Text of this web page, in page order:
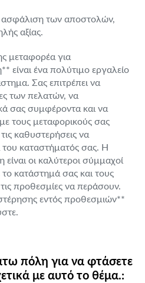
ασφάλιση των αποστολών,
αξίας.
μεταφορέα για
είναι ένα πολύτιμο εργαλείο
Σας επιτρέπει να
των πελατών, να
σας συμφέροντα και να
τους μεταφορικούς σας
καθυστερήσεις να
του καταστήματός σας. Η
οι καλύτεροι σύμμαχοί
κατάστημά σας και τους
προθεσμίες να περάσουν.
εντός προθεσμιών**
πόλη για να φτάσετε
με αυτό το θέμα.: